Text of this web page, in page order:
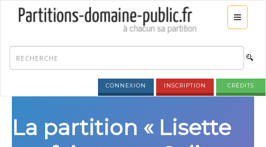
CONNEXION INSCRIPTION CRÉDITS
La partition « Lisette